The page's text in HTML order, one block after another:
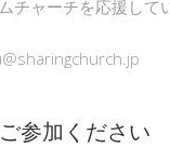
チャーチを応援して
参加ください